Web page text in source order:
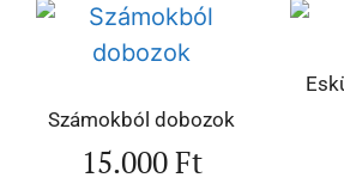
Számokból dobozok
15.000Ft